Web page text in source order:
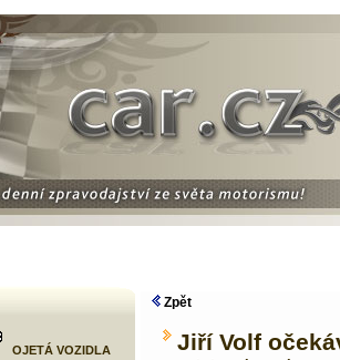
OJETÁ VOZIDLA
Zpět
Jiří Volf